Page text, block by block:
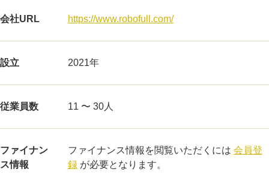
会社URL https://www.robofull.com/
設立 2021年
従業員数 11 〜 30人
ファイナン
ス情報
ファイナンス情報を閲覧いただくには 会員登
録 が必要となります。